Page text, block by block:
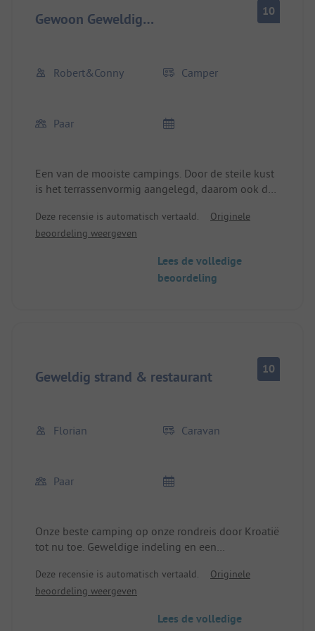
Gewoon Geweldig… 10
Robert&Conny Camper
Paar
Een van de mooiste campings. Door de steile kust
is het terrassenvormig aangelegd, daarom ook de
trappen of steilere wegen. Zeer schone sanitaire
voorzieningen, met buiten douches en
standplaatsen, meestal vlak of met een lichte
helling. Prachtig uitzicht op zee. Alle
Deze recensie is automatisch vertaald.
Originele
beoordeling weergeven
Lees de volledige
beoordeling
Geweldig strand & restaurant 10
Florian Caravan
Paar
Onze beste camping op onze rondreis door Kroatië
tot nu toe. Geweldige indeling en een
heldere water vanaf bijna elke kampeerplaats.
Uiterst vriendelijk personeel, zowel bij de receptie
geweldig. Live Kroatische muziek maakt een
Deze recensie is automatisch vertaald.
Originele
beoordeling weergeven
Lees de volledige